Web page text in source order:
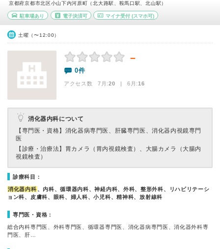
京都府京都市北区小山下内河原町（北大路駅、鞍馬口駅、北山駅）
駐車場あり 電子決済可 マイナ受付 (スマホ可)
土曜（〜12:00）
－
0件
アクセス数 7月:20 | 6月:16
消化器内科について
【専門医・資格】 消化器病専門医、肝臓専門医、消化器内視鏡専門
医
【診療・治療法】 胃カメラ（胃内視鏡検査）、大腸カメラ（大腸内
視鏡検査）
診療科目：
消化器内科 、内科、循環器内科、神経内科、外科、整形外科、リハビリテーシ
ョン科、皮膚科、眼科、婦人科、小児科、精神科、放射線科
専門医・資格：
総合内科専門医、外科専門医、循環器専門医、消化器病専門医、消化器外科専
門医、肝…